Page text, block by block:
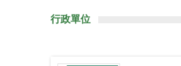
行政單位